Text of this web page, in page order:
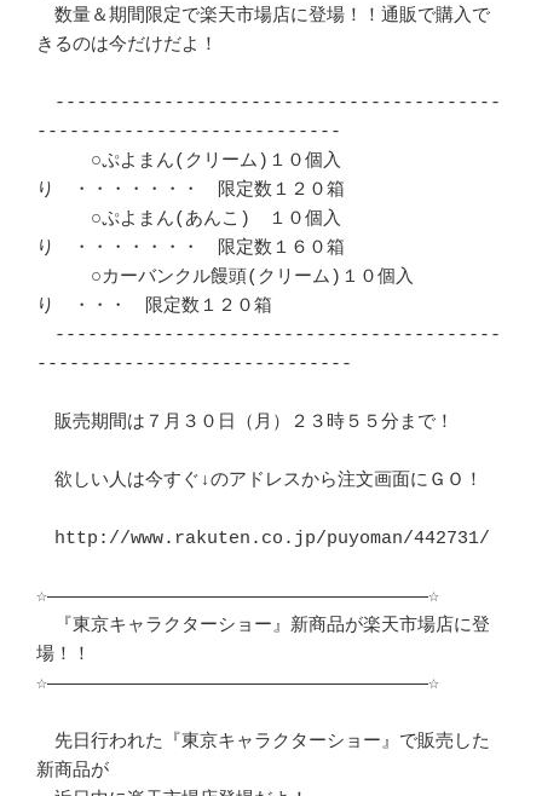
数量＆期間限定で楽天市場店に登場！！通販で購入で
きるのは今だけだよ！
-----------------------------------------
----------------------------
○ぷよまん(クリーム)１０個入
り　・・・・・・・　限定数１２０箱
○ぷよまん(あんこ)　１０個入
り　・・・・・・・　限定数１６０箱
○カーバンクル饅頭(クリーム)１０個入
り　・・・　限定数１２０箱
-----------------------------------------
-----------------------------
販売期間は７月３０日（月）２３時５５分まで！
欲しい人は今すぐ↓のアドレスから注文画面にＧＯ！
http://www.rakuten.co.jp/puyoman/442731/
☆―――――――――――――――――――――――――――――――――――☆
『東京キャラクターショー』新商品が楽天市場店に登
場！！
☆―――――――――――――――――――――――――――――――――――☆
先日行われた『東京キャラクターショー』で販売した
新商品が